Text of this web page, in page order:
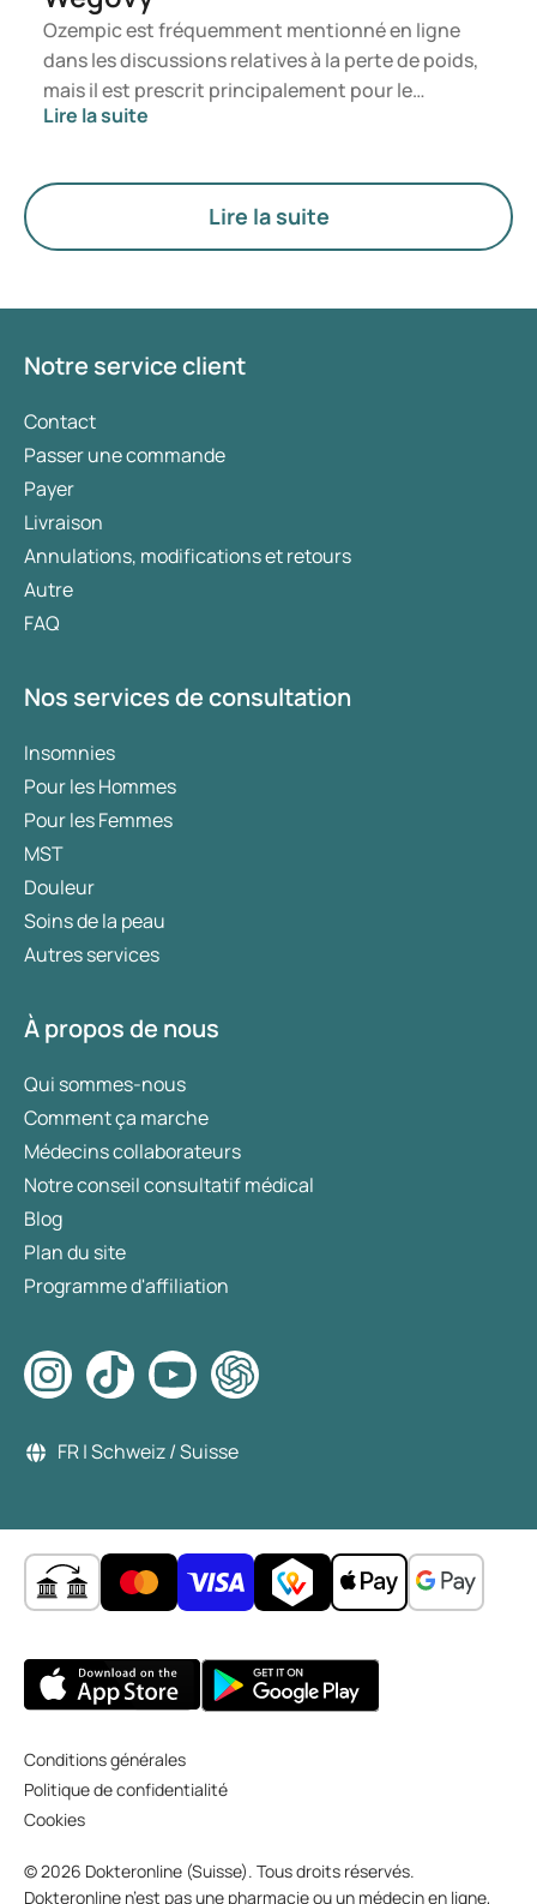
Ozempic est fréquemment mentionné en ligne
dans les discussions relatives à la perte de poids,
mais il est prescrit principalement pour le
traitement du diabète de type 2. Si vous
à la gestion du poids, des médicaments tels que
Mounjaro et Wegovy sont généralement
privilégiés. Le choix du traitement le plus adapté
d’utilisation de médicaments.
Lire la suite
Lire la suite
Notre service client
Contact
Passer une commande
Payer
Livraison
Annulations, modifications et retours
Autre
FAQ
Nos services de consultation
Insomnies
Pour les Hommes
Pour les Femmes
MST
Douleur
Soins de la peau
Autres services
À propos de nous
Qui sommes-nous
Comment ça marche
Médecins collaborateurs
Notre conseil consultatif médical
Blog
Plan du site
Programme d'affiliation
FR | Schweiz / Suisse
Conditions générales
Politique de confidentialité
Cookies
© 2026 Dokteronline (Suisse). Tous droits réservés.
Dokteronline n’est pas une pharmacie ou un médecin en ligne,